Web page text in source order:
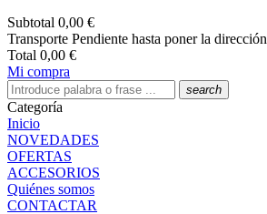
Subtotal 0,00 €
Transporte Pendiente hasta poner la dirección
Total 0,00 €
Mi compra
search
Categoría
Inicio
NOVEDADES
OFERTAS
ACCESORIOS
Quiénes somos
CONTACTAR